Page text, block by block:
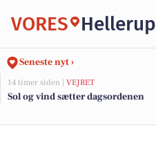
VORES Hellerup
Seneste nyt ›
14 timer siden | VEJRET
Sol og vind sætter dagsordenen